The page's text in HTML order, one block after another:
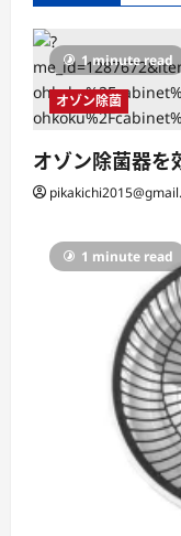
1 minute read
オゾン除菌
オゾン除菌器を
1 minute read